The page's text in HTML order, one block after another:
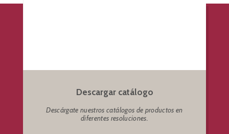
Descargar catálogo
Descárgate nuestros catálogos de productos en
diferentes resoluciones.